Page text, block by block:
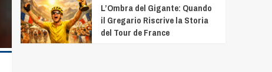
L’Ombra del Gigante: Quando
il Gregario Riscrive la Storia
del Tour de France